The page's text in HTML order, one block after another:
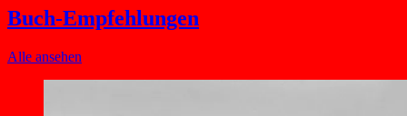
Buch-Empfehlungen
Alle ansehen